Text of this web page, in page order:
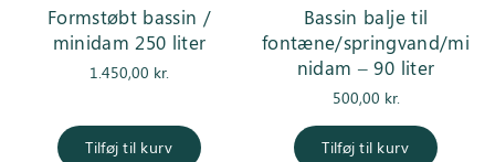
Formstøbt bassin /
minidam 250 liter
1.450,00 kr.
Tilføj til kurv
Bassin balje til
fontæne/springvand/mi
nidam – 90 liter
500,00 kr.
Tilføj til kurv